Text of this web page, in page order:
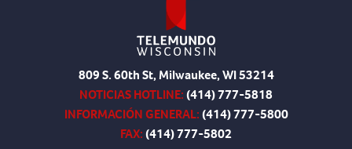
809 S. 60th St, Milwaukee, WI 53214
NOTICIAS HOTLINE:(414) 777-5818
INFORMACIÓN GENERAL:(414) 777-5800
FAX:(414) 777-5802